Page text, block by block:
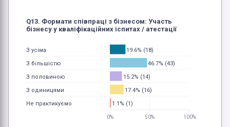
19.6% (18)
46.7% (43)
15.2% (14)
17.4% (16)
1.1% (1)
0% 50% 100%
З усіма
З більшістю
З половиною
З одиницями
Не практикуємо
Q13. Формати співпраці з бізнесом: Участь
бізнесу у кваліфікаційних іспитах / атестації